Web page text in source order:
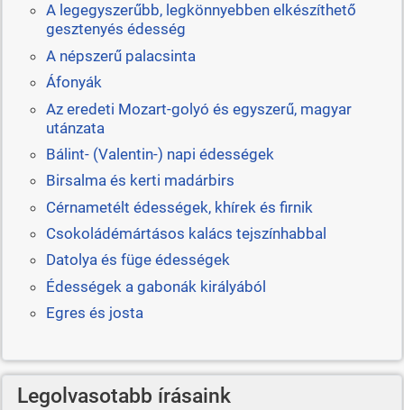
A legegyszerűbb, legkönnyebben elkészíthető
gesztenyés édesség
A népszerű palacsinta
Áfonyák
Az eredeti Mozart-golyó és egyszerű, magyar
utánzata
Bálint- (Valentin-) napi édességek
Birsalma és kerti madárbirs
Cérnametélt édességek, khírek és firnik
Csokoládémártásos kalács tejszínhabbal
Datolya és füge édességek
Édességek a gabonák királyából
Egres és josta
Legolvasotabb írásaink